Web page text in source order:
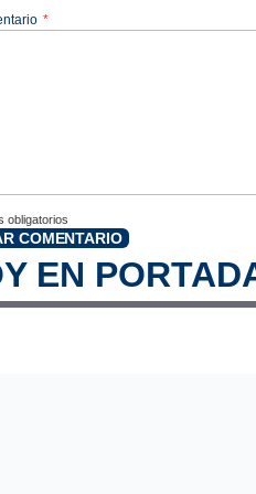
*
obligatorios
COMENTARIO
EN